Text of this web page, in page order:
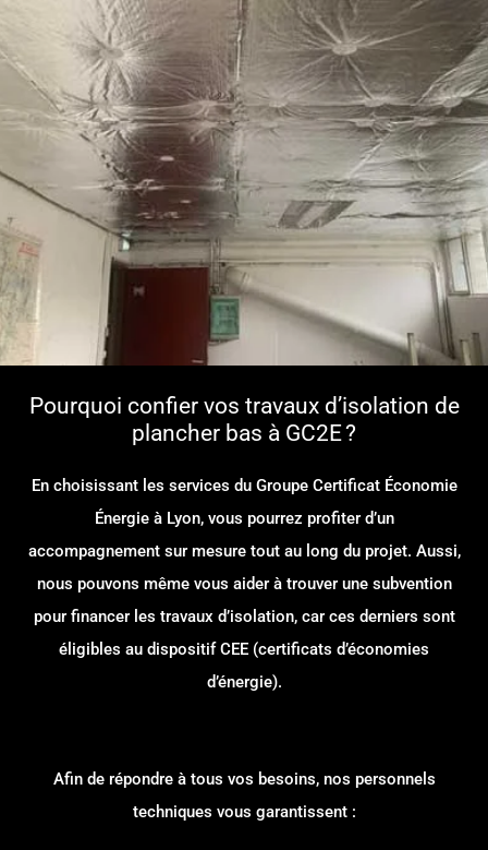
Pourquoi confier vos travaux d’isolation de
plancher bas à GC2E ?
En choisissant les services du Groupe Certificat Économie
Énergie à Lyon, vous pourrez profiter d’un
accompagnement sur mesure tout au long du projet. Aussi,
nous pouvons même vous aider à trouver une subvention
pour financer les travaux d’isolation, car ces derniers sont
éligibles au dispositif CEE (certificats d’économies
d’énergie).
Afin de répondre à tous vos besoins, nos personnels
techniques vous garantissent :